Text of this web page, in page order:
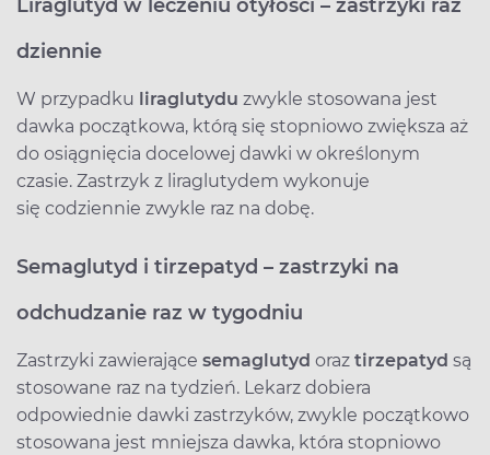
Liraglutyd w leczeniu otyłości – zastrzyki raz
dziennie
W przypadku liraglutydu zwykle stosowana jest
dawka początkowa, którą się stopniowo zwiększa aż
do osiągnięcia docelowej dawki w określonym
czasie. Zastrzyk z liraglutydem wykonuje
się codziennie zwykle raz na dobę.
Semaglutyd i tirzepatyd – zastrzyki na
odchudzanie raz w tygodniu
Zastrzyki zawierające semaglutyd oraz tirzepatyd są
stosowane raz na tydzień. Lekarz dobiera
odpowiednie dawki zastrzyków, zwykle początkowo
stosowana jest mniejsza dawka, która stopniowo